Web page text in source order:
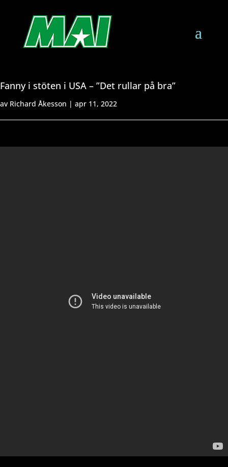
Fanny i stöten i USA – ”Det rullar på bra”
av Richard Åkesson | apr 11, 2022